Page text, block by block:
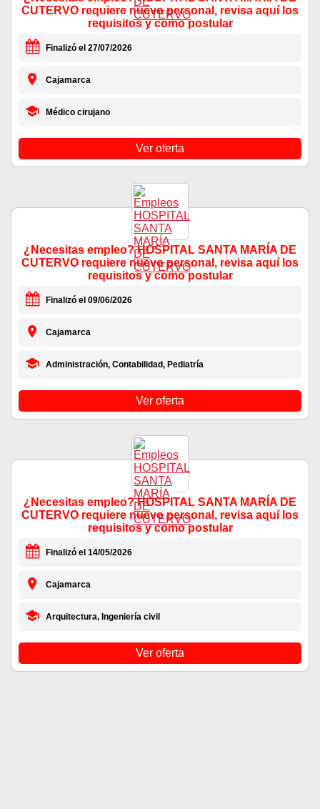
CUTERVO requiere nuevo personal, revisa aquí los
requisitos y como postular
Finalizó el 27/07/2026
Cajamarca
Médico cirujano
Ver oferta
¿Necesitas empleo? HOSPITAL SANTA MARÍA DE
CUTERVO requiere nuevo personal, revisa aquí los
requisitos y como postular
Finalizó el 09/06/2026
Cajamarca
Administración, Contabilidad, Pediatría
Ver oferta
¿Necesitas empleo? HOSPITAL SANTA MARÍA DE
CUTERVO requiere nuevo personal, revisa aquí los
requisitos y como postular
Finalizó el 14/05/2026
Cajamarca
Arquitectura, Ingeniería civil
Ver oferta